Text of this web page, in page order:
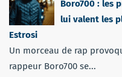
Boro700 : les
lui valent les
Estrosi
Un morceau de rap
rappeur Boro700 se...